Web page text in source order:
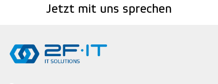
Jetzt mit uns sprechen